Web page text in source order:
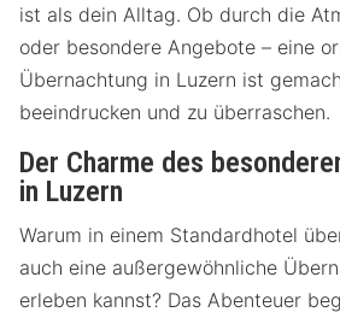
ist als dein Alltag. Ob durch die
oder besondere Angebote – eine
Übernachtung in Luzern ist
beeindrucken und zu überraschen.
Der Charme des
in Luzern
Warum in einem Standardhotel
auch eine außergewöhnliche
erleben kannst? Das Abenteuer